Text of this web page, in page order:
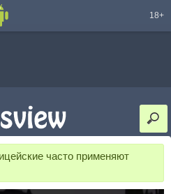
18+
часто применяют